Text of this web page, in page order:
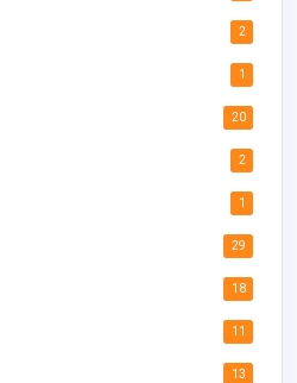
2
1
20
2
1
29
18
11
13